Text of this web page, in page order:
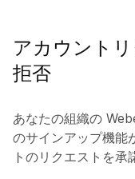
アカウント
拒否
あなたの組織の
のサインアップ機能
トのリクエストを承